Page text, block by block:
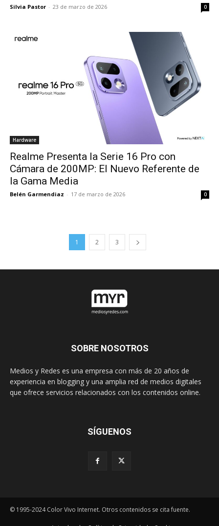
Silvia Pastor - 23 de marzo de 2026 0
Hardware
Realme Presenta la Serie 16 Pro con
Cámara de 200MP: El Nuevo Referente de
la Gama Media
Belén Garmendiaz - 17 de marzo de 2026 0
1 2 3
SOBRE NOSOTROS
Medios y Redes es una empresa con más de 20 años de
experiencia en blogging y una amplia red de medios digitales
que ofrece servicios relacionados con los contenidos online.
SÍGUENOS
© 1995-2024 Color Vivo Internet. Otros contenidos se cita fuente.